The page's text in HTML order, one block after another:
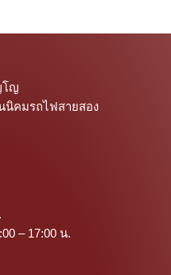
โญ
นิคมรถไฟสายสอง
– 17:00 น.